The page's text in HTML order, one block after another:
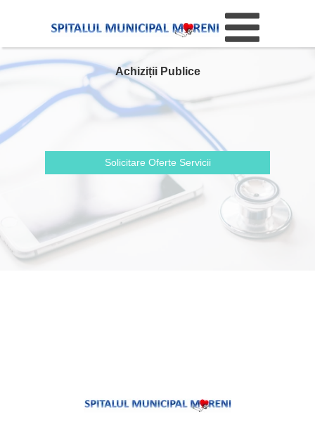
Achiziții Publice
Solicitare Oferte Servicii